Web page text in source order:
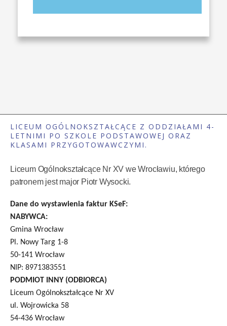
LICEUM OGÓLNOKSZTAŁCĄCE Z ODDZIAŁAMI 4-
LETNIMI PO SZKOLE PODSTAWOWEJ ORAZ
KLASAMI PRZYGOTOWAWCZYMI.
Liceum Ogólnokształcące Nr XV we Wrocławiu, którego
patronem jest major Piotr Wysocki.
Dane do wystawienia faktur KSeF:
NABYWCA:
Gmina Wrocław
Pl. Nowy Targ 1-8
50-141 Wrocław
NIP: 8971383551
PODMIOT INNY (ODBIORCA)
Liceum Ogólnokształcące Nr XV
ul. Wojrowicka 58
54-436 Wrocław